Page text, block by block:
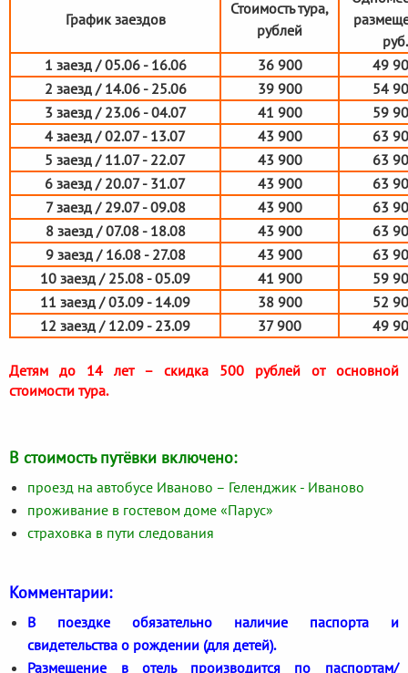
График заездов
Стоимость тура,
рублей
руб.
1 заезд / 05.06 - 16.06
36 900
49
2 заезд / 14.06 - 25.06
39 900
54
3 заезд / 23.06 - 04.07
41 900
59
4 заезд / 02.07 - 13.07
43 900
63
5 заезд / 11.07 - 22.07
43 900
63
6 заезд / 20.07 - 31.07
43 900
63
7 заезд / 29.07 - 09.08
43 900
63
8 заезд / 07.08 - 18.08
43 900
63
9 заезд / 16.08 - 27.08
43 900
63
10 заезд / 25.08 - 05.09
41 900
59
11 заезд / 03.09 - 14.09
38 900
52
12 заезд / 12.09 - 23.09
37 900 49
Детям до 14 лет – скидка 500 рублей от основной
стоимости тура.
В стоимость путёвки включено:
проезд на автобусе Иваново – Геленджик - Иваново
проживание в гостевом доме «Парус»
страховка в пути следования
Комментарии:
В поездке обязательно наличие паспорта и
свидетельства о рождении (для детей).
Размещение в отель производится по паспортам/